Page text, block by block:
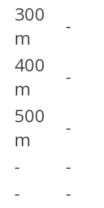
300
m
-
400
m
-
500
m
-
-
-
-
-